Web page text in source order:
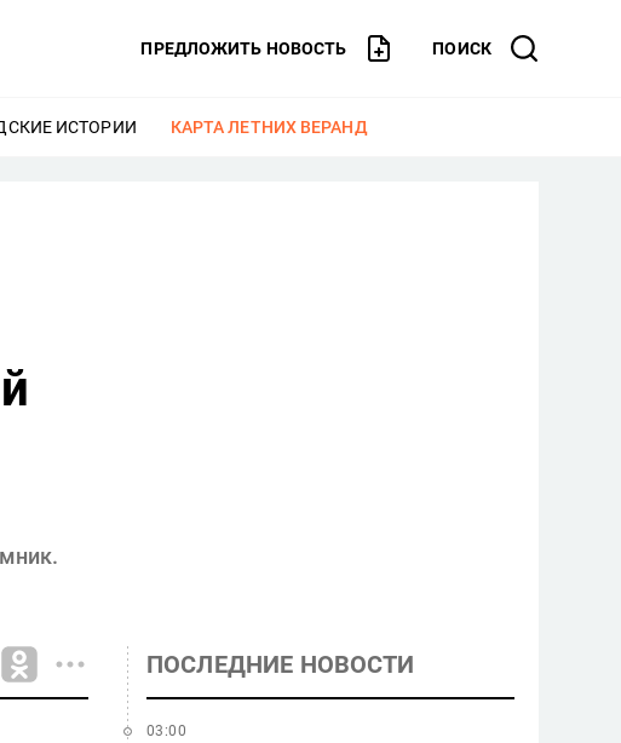
ПРЕДЛОЖИТЬ НОВОСТЬ ПОИСК
ИСТОРИИ ЕЩЕ
КАРТА ЛЕТНИХ ВЕРАНД
ПОСЛЕДНИЕ НОВОСТИ
03:00